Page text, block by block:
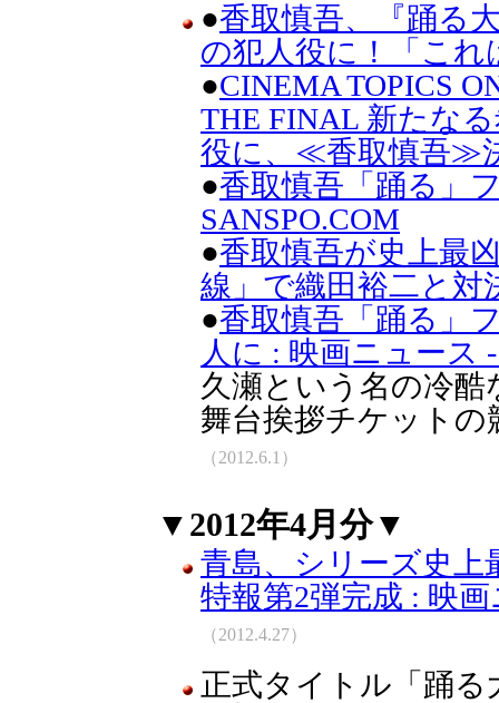
●香取慎吾、『踊る
の犯人役に！「こ
●CINEMA TOPICS
THE FINAL 新たな
役に、≪香取慎吾≫
●香取慎吾「踊る」
SANSPO.COM
●香取慎吾が史上最
線」で織田裕二と対
●香取慎吾「踊る」
人に : 映画ニュース
久瀬という名の冷
舞台挨拶チケット
（2012.6.1）
▼2012年4月分▼
青島、シリーズ史上
特報第2弾完成 : 映
（2012.4.27）
正式タイトル「踊る